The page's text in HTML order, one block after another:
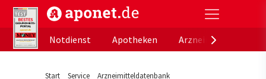
aponet.de - Das offizielle Gesundheitsportal der
Notdienst
Apotheken
Start Service Arzneimitteldatenbank